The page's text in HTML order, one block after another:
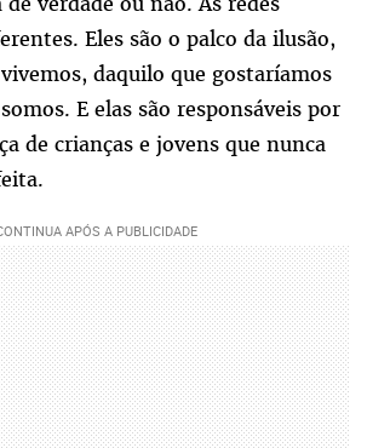
Eles são o palco da ilusão,
daquilo que gostaríamos
E elas são responsáveis por
de crianças e jovens que nunca